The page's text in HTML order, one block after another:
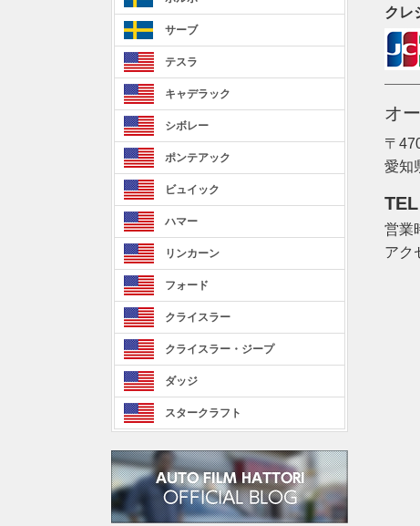
クレ
オ
〒
愛知
営業
アク
サーブ
テスラ
キャデラック
シボレー
ポンテアック
ビュイック
ハマー
リンカーン
フォード
クライスラー
クライスラー・ジープ
ダッジ
スタークラフト